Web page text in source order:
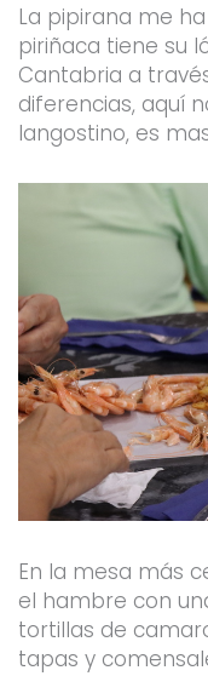
La pipirana me
piriñaca tiene su
Cantabria a
diferencias, aquí
langostino, es
En la mesa más
el hambre con
tortillas de
tapas y